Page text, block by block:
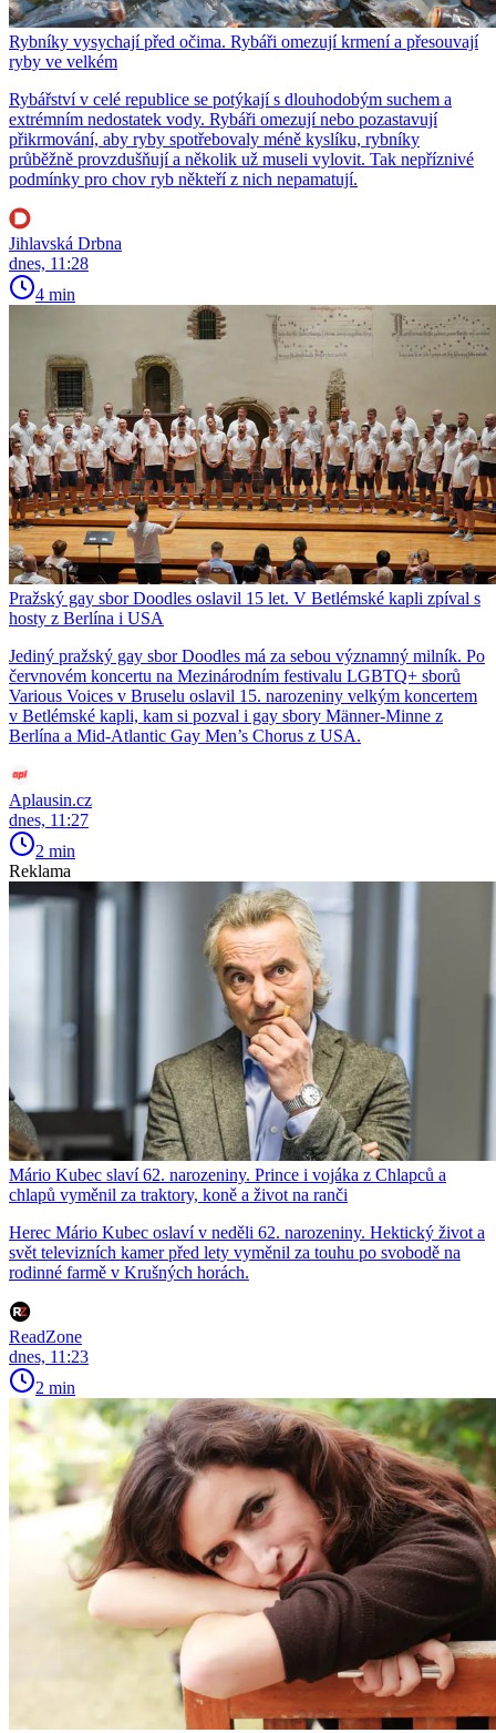
Rybníky vysychají před očima. Rybáři omezují krmení a přesouvají
ryby ve velkém
Rybářství v celé republice se potýkají s dlouhodobým suchem a
extrémním nedostatek vody. Rybáři omezují nebo pozastavují
přikrmování, aby ryby spotřebovaly méně kyslíku, rybníky
průběžně provzdušňují a několik už museli vylovit. Tak nepříznivé
podmínky pro chov ryb někteří z nich nepamatují.
Jihlavská Drbna
dnes, 11:28
4 min
Pražský gay sbor Doodles oslavil 15 let. V Betlémské kapli zpíval s
hosty z Berlína i USA
Jediný pražský gay sbor Doodles má za sebou významný milník. Po
červnovém koncertu na Mezinárodním festivalu LGBTQ+ sborů
Various Voices v Bruselu oslavil 15. narozeniny velkým koncertem
v Betlémské kapli, kam si pozval i gay sbory Männer-Minne z
Berlína a Mid-Atlantic Gay Men’s Chorus z USA.
Aplausin.cz
dnes, 11:27
2 min
Reklama
Mário Kubec slaví 62. narozeniny. Prince i vojáka z Chlapců a
chlapů vyměnil za traktory, koně a život na ranči
Herec Mário Kubec oslaví v neděli 62. narozeniny. Hektický život a
svět televizních kamer před lety vyměnil za touhu po svobodě na
rodinné farmě v Krušných horách.
ReadZone
dnes, 11:23
2 min